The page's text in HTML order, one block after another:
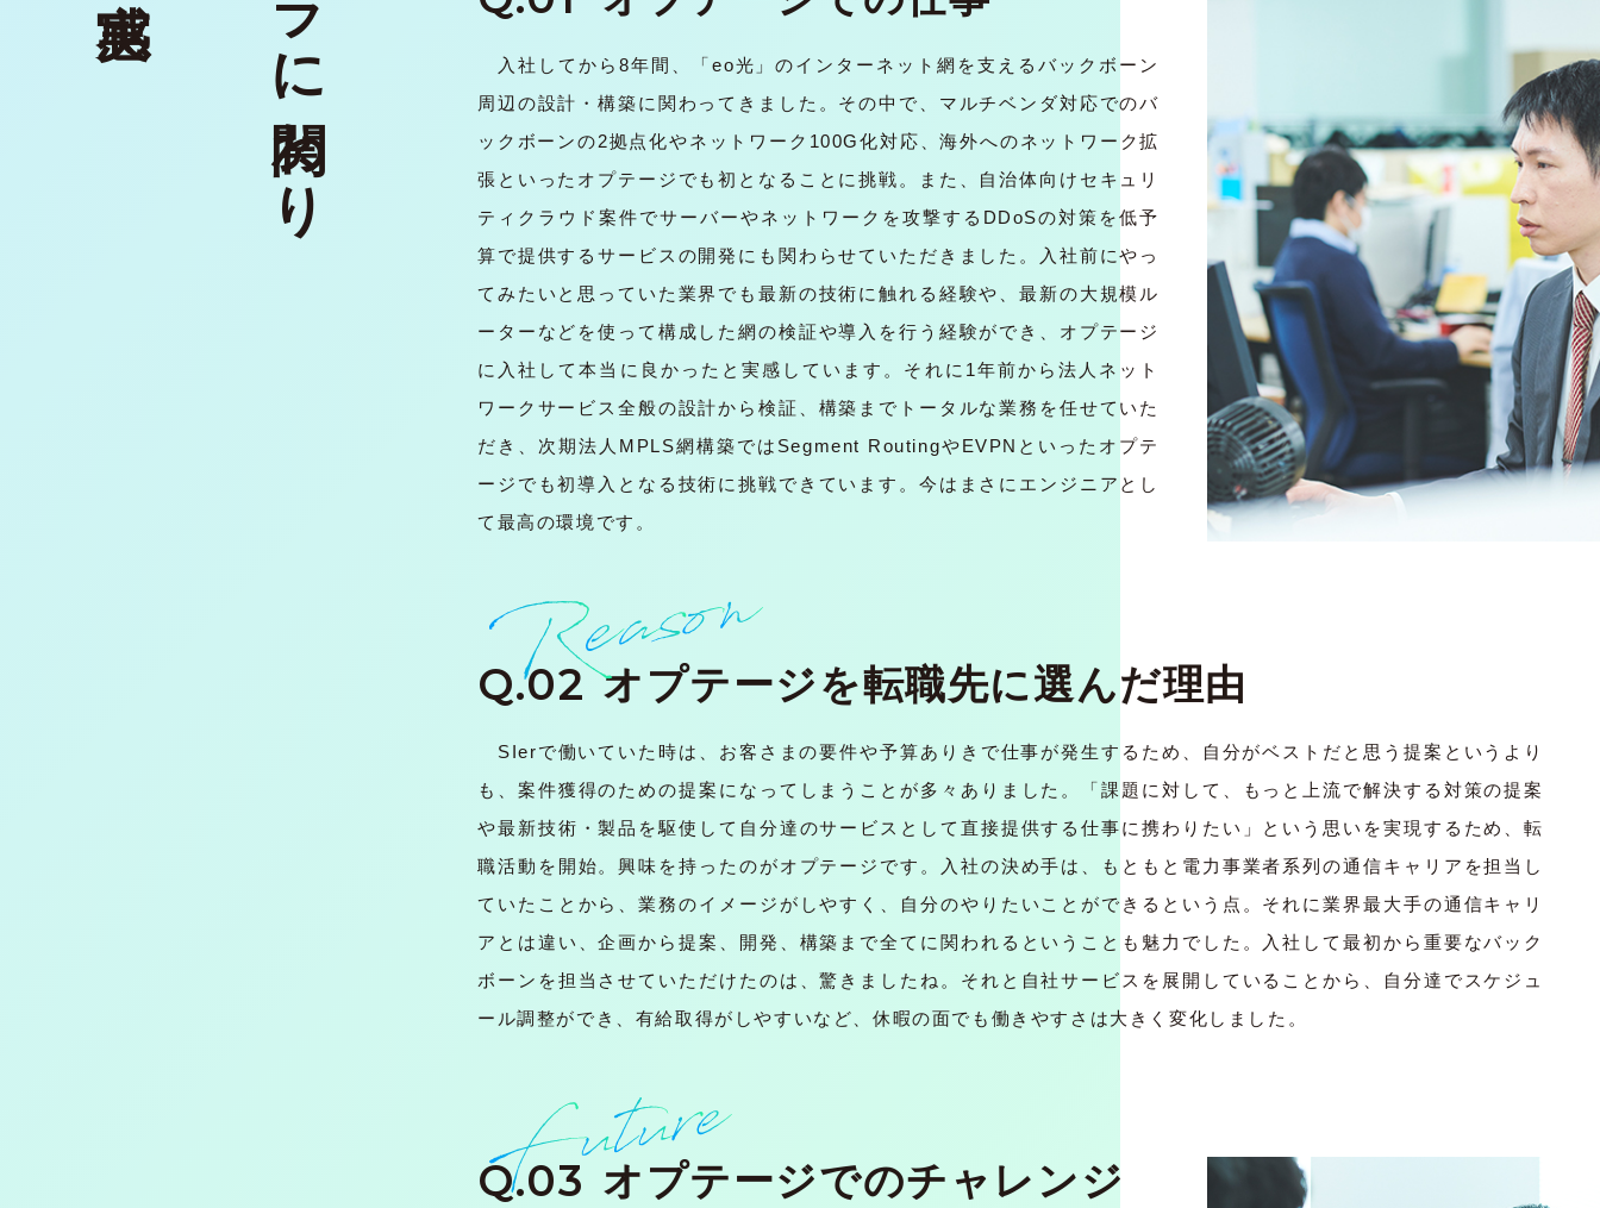
入社してから8年間、「eo光」のインターネット網を支えるバックボーン
周辺の設計・構築に関わってきました。その中で、マルチベンダ対応でのバ
ックボーンの2拠点化やネットワーク100G化対応、海外へのネットワーク拡
張といったオプテージでも初となることに挑戦。また、自治体向けセキュリ
ティクラウド案件でサーバーやネットワークを攻撃するDDoSの対策を低予
算で提供するサービスの開発にも関わらせていただきました。入社前にやっ
てみたいと思っていた業界でも最新の技術に触れる経験や、最新の大規模ル
ーターなどを使って構成した網の検証や導入を行う経験ができ、オプテージ
に入社して本当に良かったと実感しています。それに1年前から法人ネット
ワークサービス全般の設計から検証、構築までトータルな業務を任せていた
だき、次期法人MPLS網構築ではSegment RoutingやEVPNといったオプテ
ージでも初導入となる技術に挑戦できています。今はまさにエンジニアとし
て最高の環境です。
Q.02 オプテージを転職先に選んだ理由
SIerで働いていた時は、お客さまの要件や予算ありきで仕事が発生するため、自分がベストだと思う提案というより
も、案件獲得のための提案になってしまうことが多々ありました。「課題に対して、もっと上流で解決する対策の提案
や最新技術・製品を駆使して自分達のサービスとして直接提供する仕事に携わりたい」という思いを実現するため、転
職活動を開始。興味を持ったのがオプテージです。入社の決め手は、もともと電力事業者系列の通信キャリアを担当し
ていたことから、業務のイメージがしやすく、自分のやりたいことができるという点。それに業界最大手の通信キャリ
アとは違い、企画から提案、開発、構築まで全てに関われるということも魅力でした。入社して最初から重要なバック
ボーンを担当させていただけたのは、驚きましたね。それと自社サービスを展開していることから、自分達でスケジュ
ール調整ができ、有給取得がしやすいなど、休暇の面でも働きやすさは大きく変化しました。
Q.03 オプテージでのチャレンジ